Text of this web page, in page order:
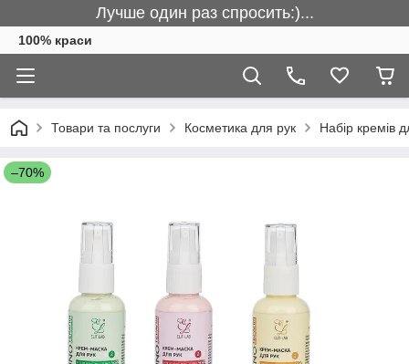
Лучше один раз спросить:)...
100% краси
Товари та послуги Косметика для рук Набір кремів
–70%